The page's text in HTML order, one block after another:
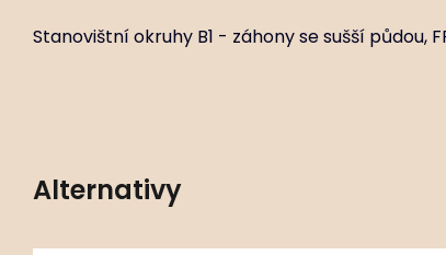
Stanovištní okruhy B1 - záhony se sušší půdou,
Alternativy